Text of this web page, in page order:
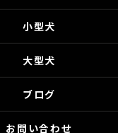
小型犬
大型犬
ブログ
お問い合わせ